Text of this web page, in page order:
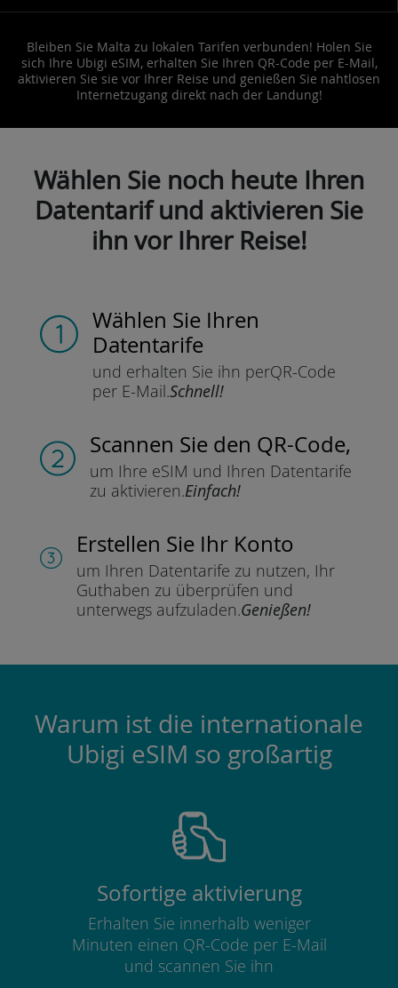
Bleiben Sie Malta zu lokalen Tarifen verbunden! Holen Sie
sich Ihre Ubigi eSIM, erhalten Sie Ihren QR-Code per E-Mail,
aktivieren Sie sie vor Ihrer Reise und genießen Sie nahtlosen
Internetzugang direkt nach der Landung!
Wählen Sie noch heute Ihren
Datentarif und aktivieren Sie
ihn vor Ihrer Reise!
Wählen Sie Ihren
Datentarife
und erhalten Sie ihn perQR-Code
per E-Mail.Schnell!
Scannen Sie den QR-Code,
um Ihre eSIM und Ihren Datentarife
zu aktivieren.Einfach!
Erstellen Sie Ihr Konto
um Ihren Datentarife zu nutzen, Ihr
Guthaben zu überprüfen und
unterwegs aufzuladen.Genießen!
Warum ist die internationale
Ubigi eSIM so großartig
Sofortige aktivierung
Erhalten Sie innerhalb weniger
Minuten einen QR-Code per E-Mail
und scannen Sie ihn